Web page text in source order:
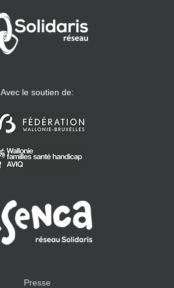
Avec le soutien de:
Presse